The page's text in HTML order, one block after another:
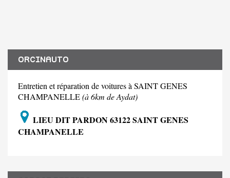
ORCINAUTO
Entretien et réparation de voitures à SAINT GENES
CHAMPANELLE(à 6km de Aydat)
LIEU DIT PARDON 63122 SAINT GENES
CHAMPANELLE